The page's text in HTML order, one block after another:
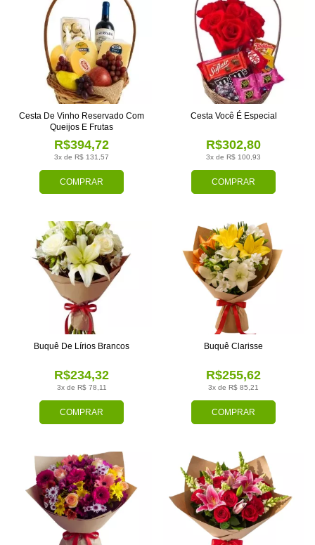
COMPRAR
3x de R$ 131,57
R$394,72
Cesta De Vinho Reservado Com
Queijos E Frutas
COMPRAR
3x de R$ 100,93
R$302,80
Cesta Você É Especial
COMPRAR
3x de R$ 78,11
R$234,32
Buquê De Lírios Brancos
COMPRAR
3x de R$ 85,21
R$255,62
Buquê Clarisse